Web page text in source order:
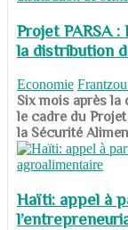
Projet PARSA
la distribution
Economie
​​​​​​​Six mois après
le cadre du
la Sécurité
Haïti: appel à